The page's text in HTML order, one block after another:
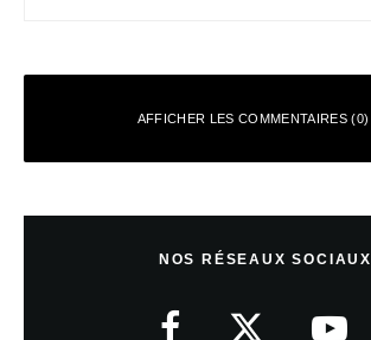
AFFICHER LES COMMENTAIRES (0)
NOS RÉSEAUX SOCIAUX